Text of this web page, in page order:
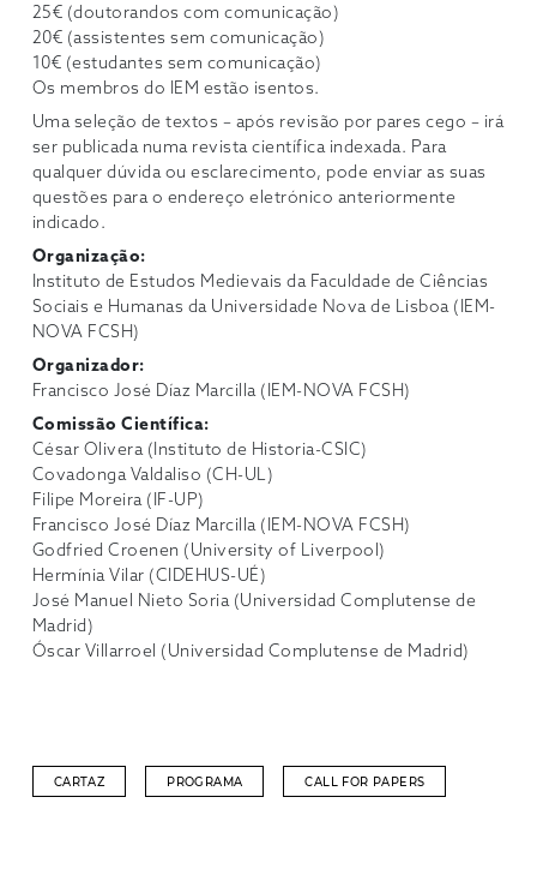
25€ (doutorandos com comunicação)
20€ (assistentes sem comunicação)
10€ (estudantes sem comunicação)
Os membros do IEM estão isentos.
Uma seleção de textos – após revisão por pares cego – irá
ser publicada numa revista científica indexada. Para
qualquer dúvida ou esclarecimento, pode enviar as suas
questões para o endereço eletrónico anteriormente
indicado.
Organização:
Instituto de Estudos Medievais da Faculdade de Ciências
Sociais e Humanas da Universidade Nova de Lisboa (IEM-
NOVA FCSH)
Organizador:
Francisco José Díaz Marcilla (IEM-NOVA FCSH)
Comissão Científica:
César Olivera (Instituto de Historia-CSIC)
Covadonga Valdaliso (CH-UL)
Filipe Moreira (IF-UP)
Francisco José Díaz Marcilla (IEM-NOVA FCSH)
Godfried Croenen (University of Liverpool)
Hermínia Vilar (CIDEHUS-UÉ)
José Manuel Nieto Soria (Universidad Complutense de
Madrid)
Óscar Villarroel (Universidad Complutense de Madrid)
CARTAZ PROGRAMA CALL FOR PAPERS